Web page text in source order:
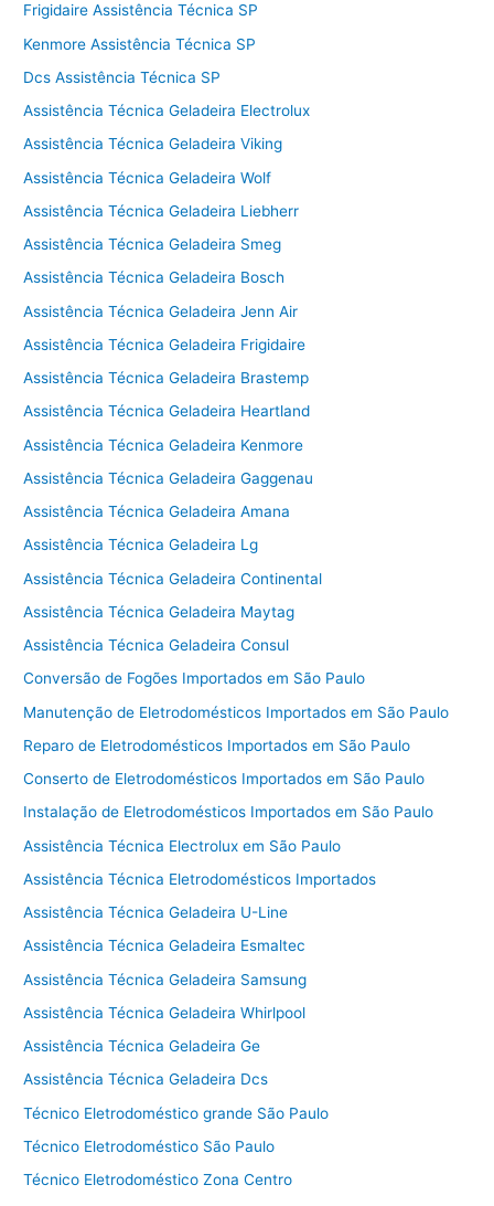
Frigidaire Assistência Técnica SP
Kenmore Assistência Técnica SP
Dcs Assistência Técnica SP
Assistência Técnica Geladeira Electrolux
Assistência Técnica Geladeira Viking
Assistência Técnica Geladeira Wolf
Assistência Técnica Geladeira Liebherr
Assistência Técnica Geladeira Smeg
Assistência Técnica Geladeira Bosch
Assistência Técnica Geladeira Jenn Air
Assistência Técnica Geladeira Frigidaire
Assistência Técnica Geladeira Brastemp
Assistência Técnica Geladeira Heartland
Assistência Técnica Geladeira Kenmore
Assistência Técnica Geladeira Gaggenau
Assistência Técnica Geladeira Amana
Assistência Técnica Geladeira Lg
Assistência Técnica Geladeira Continental
Assistência Técnica Geladeira Maytag
Assistência Técnica Geladeira Consul
Conversão de Fogões Importados em São Paulo
Manutenção de Eletrodomésticos Importados em São Paulo
Reparo de Eletrodomésticos Importados em São Paulo
Conserto de Eletrodomésticos Importados em São Paulo
Instalação de Eletrodomésticos Importados em São Paulo
Assistência Técnica Electrolux em São Paulo
Assistência Técnica Eletrodomésticos Importados
Assistência Técnica Geladeira U-Line
Assistência Técnica Geladeira Esmaltec
Assistência Técnica Geladeira Samsung
Assistência Técnica Geladeira Whirlpool
Assistência Técnica Geladeira Ge
Assistência Técnica Geladeira Dcs
Técnico Eletrodoméstico grande São Paulo
Técnico Eletrodoméstico São Paulo
Técnico Eletrodoméstico Zona Centro